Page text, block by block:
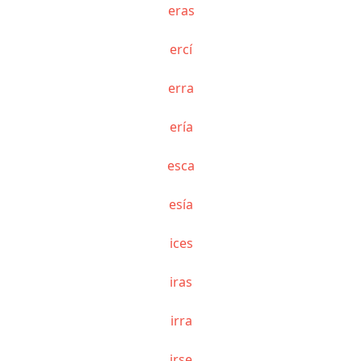
eras
ercí
erra
ería
esca
esía
ices
iras
irra